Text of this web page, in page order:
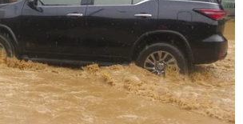
Obama tại thủ đô Washington, Mỹ ngày
11. (Nguồn: AP/TTXVN)
phỏng vấn mới đây, Tổng
Obama đã thúc giục giảm nợ
thời cho rằng nước này cần